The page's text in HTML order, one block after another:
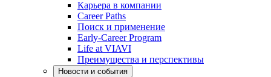
Карьера в компании
Career Paths
Поиск и применение
Early-Career Program
Life at VIAVI
Преимущества и перспективы
Новости и события